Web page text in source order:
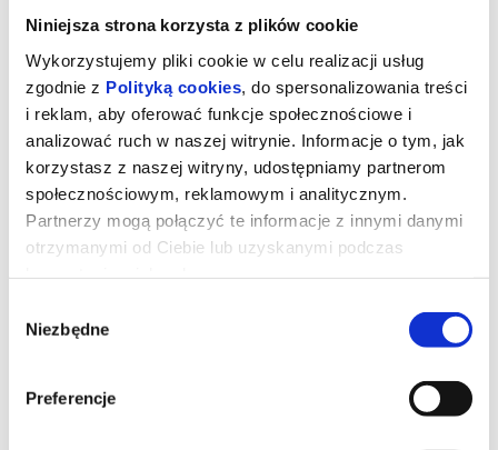
Niniejsza strona korzysta z plików cookie
Wykorzystujemy pliki cookie w celu realizacji usług
zgodnie z Polityką cookies , do spersonalizowania treści
i reklam, aby oferować funkcje społecznościowe i
analizować ruch w naszej witrynie. Informacje o tym, jak
korzystasz z naszej witryny, udostępniamy partnerom
społecznościowym, reklamowym i analitycznym.
Partnerzy mogą połączyć te informacje z innymi danymi
otrzymanymi od Ciebie lub uzyskanymi podczas
zgody
Niezbędne
Preferencje
Sny o słoniach (Mała Sala)
Szaleni naukowcy i podróżnicy to ulubieni bohaterowie filmów
wystawiony w Muzeum Historii Naturalnej w Waszyngtonie. Dr
Steve Boyes tropi ukrywające się przed człowiekiem stado w